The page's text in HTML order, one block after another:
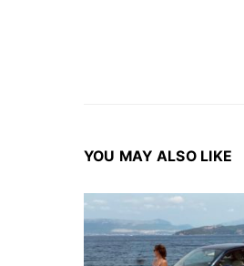
YOU MAY ALSO LIKE